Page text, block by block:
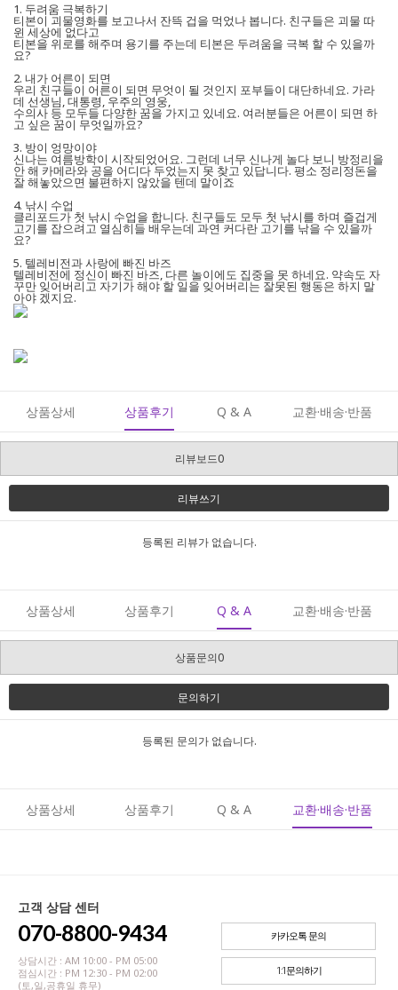
1. 두려움 극복하기
티본이 괴물영화를 보고나서 잔뜩 겁을 먹었나 봅니다. 친구들은 괴물 따
윈 세상에 없다고
티본을 위로를 해주며 용기를 주는데 티본은 두려움을 극복 할 수 있을까
요?
2. 내가 어른이 되면
우리 친구들이 어른이 되면 무엇이 될 것인지 포부들이 대단하네요. 가라
데 선생님, 대통령, 우주의 영웅,
수의사 등 모두들 다양한 꿈을 가지고 있네요. 여러분들은 어른이 되면 하
고 싶은 꿈이 무엇일까요?
3. 방이 엉망이야
신나는 여름방학이 시작되었어요. 그런데 너무 신나게 놀다 보니 방정리을
안 해 카메라와 공을 어디다 두었는지 못 찾고 있답니다. 평소 정리정돈을
잘 해놓았으면 불편하지 않았을 텐데 말이죠
4. 낚시 수업
클리포드가 첫 낚시 수업을 합니다. 친구들도 모두 첫 낚시를 하며 즐겁게
고기를 잡으려고 열심히들 배우는데 과연 커다란 고기를 낚을 수 있을까
요?
5. 텔레비전과 사랑에 빠진 바즈
텔레비전에 정신이 빠진 바즈, 다른 놀이에도 집중을 못 하네요. 약속도 자
꾸만 잊어버리고 자기가 해야 할 일을 잊어버리는 잘못된 행동은 하지 말
아야 겠지요.
상품상세 상품후기 Q & A 교환·배송·반품
리뷰보드0
리뷰쓰기
등록된 리뷰가 없습니다.
상품상세 상품후기 Q & A 교환·배송·반품
상품문의0
문의하기
등록된 문의가 없습니다.
상품상세 상품후기 Q & A 교환·배송·반품
고객 상담 센터
070-8800-9434
상담시간 : AM 10:00 - PM 05:00
점심시간 : PM 12:30 - PM 02:00
(토,일,공휴일 휴무)
카카오톡 문의
1:1문의하기